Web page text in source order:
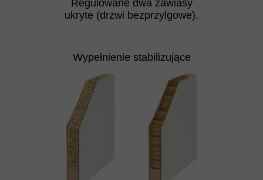
Wypełnienie stabilizujące
Regulowane dwa zawiasy
ukryte (drzwi bezprzylgowe).